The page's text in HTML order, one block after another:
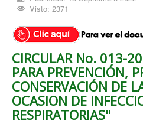
Visto: 2371
CIRCULAR No. 013-
PARA PREVENCIÓN,
CONSERVACIÓN DE
OCASION DE
RESPIRATORIAS"